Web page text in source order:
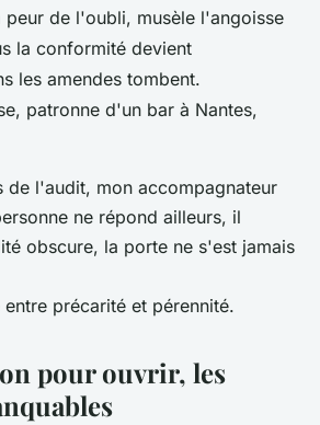
peur de l'oubli, musèle l'angoisse
la conformité devient
les amendes tombent.
patronne d'un bar à Nantes,
de l'audit, mon accompagnateur
ne répond ailleurs, il
obscure, la porte ne s'est jamais
précarité et pérennité.
pour ouvrir, les